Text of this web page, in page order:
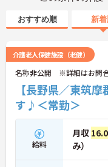
おすすめ順 新
介護老人保健施設（老健）
名称非公開 ※詳細はお問
【長野県／東筑
す♪＜常勤＞
給料
月収
み）